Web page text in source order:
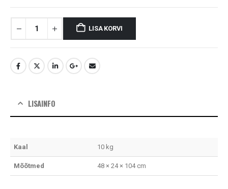
LISA KORVI
LISAINFO
Kaal 10 kg
Mõõtmed 48 × 24 × 104 cm